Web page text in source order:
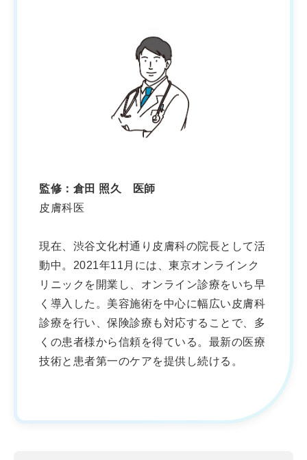
監修：倉田 照久 医師
皮膚科医
現在、渋谷文化村通り皮膚科の院長として活
動中。2021年11月には、東京オンラインク
リニックを開業し、オンライン診療をいち早
く導入した。美容施術を中心に幅広い皮膚科
診療を行い、保険診療も対応することで、多
くの患者様から信頼を得ている。最新の医療
技術と患者第一のケアを提供し続ける。